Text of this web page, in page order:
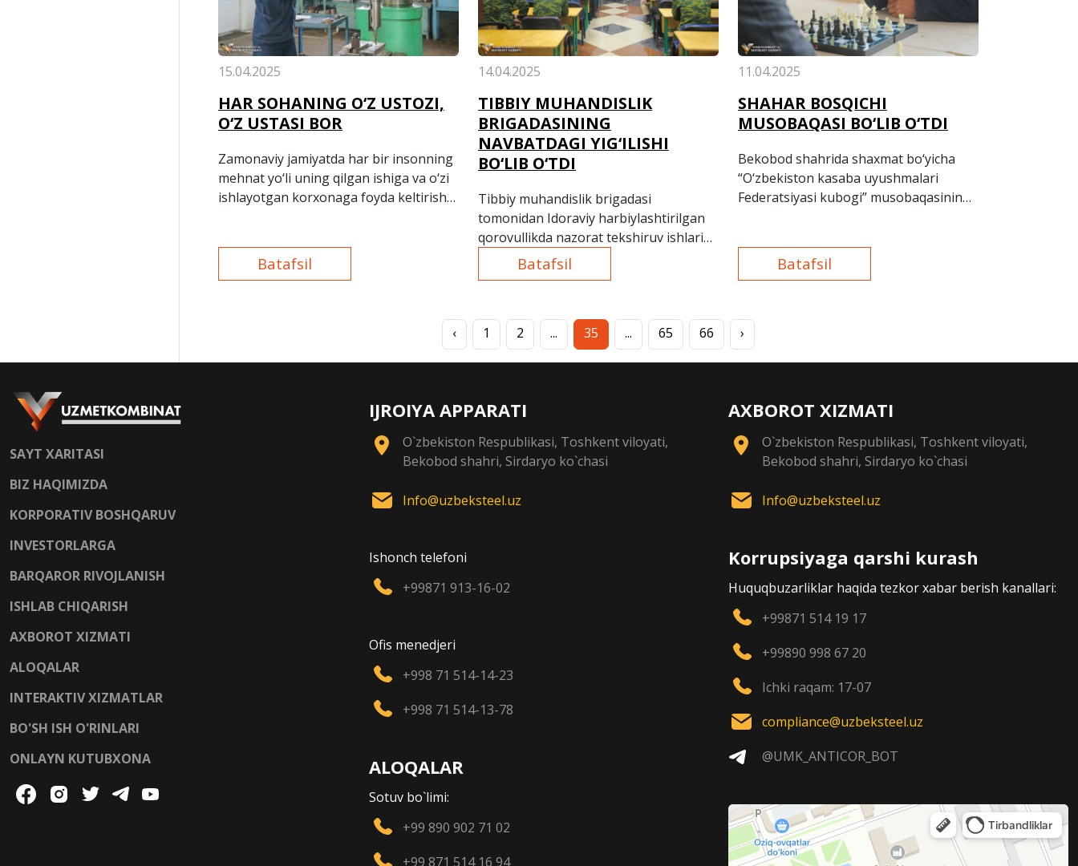
15.04.2025
HAR SOHANING O‘Z USTOZI,
O‘Z USTASI BOR
Zamonaviy jamiyatda har bir insonning
mehnat yo‘li uning qilgan ishiga va o‘zi
ishlayotgan korxonaga foyda keltirishi
Batafsil
14.04.2025
TIBBIY MUHANDISLIK
BRIGADASINING
NAVBATDAGI YIG‘ILISHI
BO‘LIB O‘TDI
Tibbiy muhandislik brigadasi
tomonidan Idoraviy harbiylashtirilgan
qorovullikda nazorat tekshiruv ishlari
yakuni ko‘rib chiqildi.
Batafsil
11.04.2025
SHAHAR BOSQICHI
MUSOBAQASI BO‘LIB O‘TDI
Bekobod shahrida shaxmat bo‘yicha
“O‘zbekiston kasaba uyushmalari
Federatsiyasi kubogi” musobaqasining
Batafsil
‹ 1 2 ... 35 ... 65 66 ›
SAYT XARITASI
BIZ HAQIMIZDA
KORPORATIV BOSHQARUV
INVESTORLARGA
BARQAROR RIVOJLANISH
ISHLAB CHIQARISH
AXBOROT XIZMATI
ALOQALAR
INTERAKTIV XIZMATLAR
BO'SH ISH O'RINLARI
ONLAYN KUTUBXONA
IJROIYA APPARATI
O`zbekiston Respublikasi, Toshkent viloyati,
Bekobod shahri, Sirdaryo ko`chasi
Info@uzbeksteel.uz
Ishonch telefoni
+99871 913-16-02
Ofis menedjeri
+998 71 514-14-23
+998 71 514-13-78
ALOQALAR
Sotuv bo`limi:
+99 890 902 71 02
+99 871 514 16 94
AXBOROT XIZMATI
O`zbekiston Respublikasi, Toshkent viloyati,
Bekobod shahri, Sirdaryo ko`chasi
Info@uzbeksteel.uz
Korrupsiyaga qarshi kurash
Huquqbuzarliklar haqida tezkor xabar berish kanallari:
+99871 514 19 17
+99890 998 67 20
Ichki raqam: 17-07
compliance@uzbeksteel.uz
@UMK_ANTICOR_BOT